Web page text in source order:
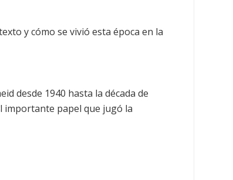
y cómo se vivió esta época en la
desde 1940 hasta la década de
importante papel que jugó la